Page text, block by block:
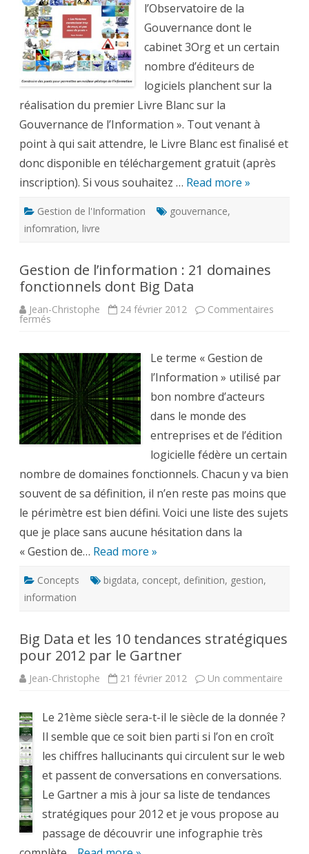
Gouvernance
:
le
livre
blanc
est
disponible
l’Observatoire de la
Gouvernance dont le
cabinet 3Org et un certain
nombre d’éditeurs de
logiciels planchent sur la
réalisation du premier Livre Blanc sur la
Gouvernance de l’Information ». Tout venant à
point à qui sait attendre, le Livre Blanc est finalisé et
donc disponible en téléchargement gratuit (après
inscription). Si vous souhaitez … Read more »
Gestion de l'Information gouvernance,
infomration, livre
Gestion de l’information : 21 domaines
fonctionnels dont Big Data
Jean-Christophe 24 février 2012 Commentaires
fermés
:
21
domaines
fonctionnels
dont
Big
Data
Le terme « Gestion de
l’Information » utilisé par
bon nombre d’acteurs
dans le monde des
entreprises et de l’édition
logicielle fédère un certain
nombre de domaines fonctionnels. Chacun y va bien
souvent de sa définition, il n’en reste pas moins que
le périmètre est bien défini. Voici une liste des sujets
que je place sans aucune hésitation dans la
« Gestion de… Read more »
Concepts bigdata, concept, definition, gestion,
information
Big Data et les 10 tendances stratégiques
pour 2012 par le Gartner
Jean-Christophe 21 février 2012 Un commentaire
les
10
pour
2012
Le 21ème siècle sera-t-il le siècle de la donnée ?
Il semble que ce soit bien parti si l’on en croît
les chiffres hallucinants qui circulent sur le web
et passent de conversations en conversations.
Le Gartner a mis à jour sa liste de tendances
stratégiques pour 2012 et je vous propose au
passage de découvrir une infographie très